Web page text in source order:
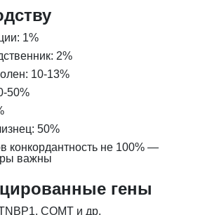
1%
2%
10-13%
50%
50%
конкордантность не 100% —
важны
гены
COMT и др.